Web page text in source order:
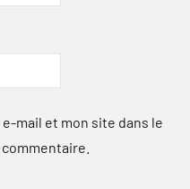
mail et mon site dans le